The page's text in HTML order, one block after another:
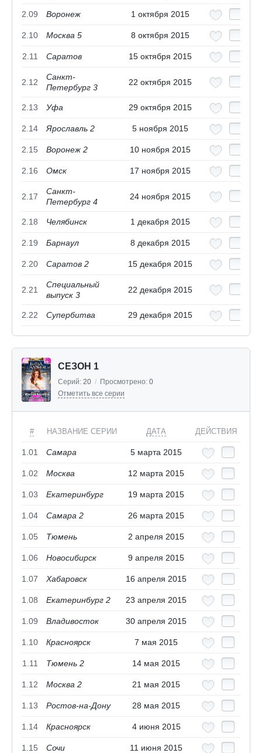
2.09 Воронеж 1 октября 2015
2.10 Москва 5 8 октября 2015
2.11 Саратов 15 октября 2015
2.12
Санкт-
Петербург 3
22 октября 2015
2.13 Уфа 29 октября 2015
2.14 Ярославль 2 5 ноября 2015
2.15 Воронеж 2 10 ноября 2015
2.16 Омск 17 ноября 2015
2.17
Санкт-
Петербург 4
24 ноября 2015
2.18 Челябинск 1 декабря 2015
2.19 Барнаул 8 декабря 2015
2.20 Саратов 2 15 декабря 2015
2.21
Специальный
выпуск 3
22 декабря 2015
2.22 Супербитва 29 декабря 2015
СЕЗОН 1
Серий: 20 / Просмотрено: 0
Отметить все серии
# НАЗВАНИЕ СЕРИИ ДАТА ДЕЙСТВИЯ
1.01 Самара 5 марта 2015
1.02 Москва 12 марта 2015
1.03 Екатеринбург 19 марта 2015
1.04 Самара 2 26 марта 2015
1.05 Тюмень 2 апреля 2015
1.06 Новосибирск 9 апреля 2015
1.07 Хабаровск 16 апреля 2015
1.08 Екатеринбург 2 23 апреля 2015
1.09 Владивосток 30 апреля 2015
1.10 Красноярск 7 мая 2015
1.11 Тюмень 2 14 мая 2015
1.12 Москва 2 21 мая 2015
1.13 Ростов-на-Дону 28 мая 2015
1.14 Красноярск 4 июня 2015
1.15 Сочи 11 июня 2015